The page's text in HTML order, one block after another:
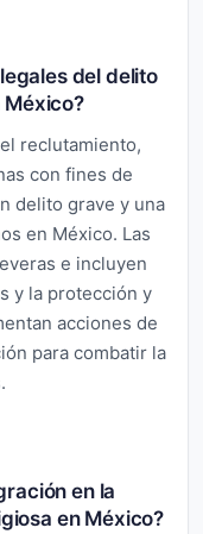
del delito
reclutamiento,
con fines de
delito grave y una
en México. Las
e incluyen
y la protección y
acciones de
para combatir la
en la
en México?